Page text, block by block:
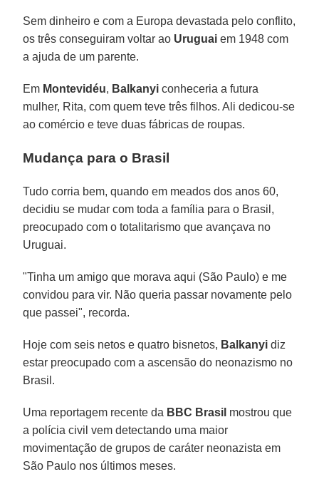
Sem dinheiro e com a Europa devastada pelo conflito,
os três conseguiram voltar ao Uruguai em 1948 com
a ajuda de um parente.
Em Montevidéu, Balkanyi conheceria a futura
mulher, Rita, com quem teve três filhos. Ali dedicou-se
ao comércio e teve duas fábricas de roupas.
Mudança para o Brasil
Tudo corria bem, quando em meados dos anos 60,
decidiu se mudar com toda a família para o Brasil,
preocupado com o totalitarismo que avançava no
Uruguai.
"Tinha um amigo que morava aqui (São Paulo) e me
convidou para vir. Não queria passar novamente pelo
que passei", recorda.
Hoje com seis netos e quatro bisnetos, Balkanyi diz
estar preocupado com a ascensão do neonazismo no
Brasil.
Uma reportagem recente da BBC Brasil mostrou que
a polícia civil vem detectando uma maior
movimentação de grupos de caráter neonazista em
São Paulo nos últimos meses.